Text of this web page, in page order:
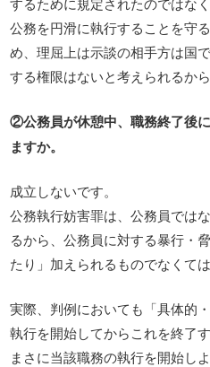
公務を円滑に執行することを守
め、理屈上は示談の相手方は国
する権限はないと考えられるから
②公務員が休憩中、職務終了後
ますか。
成立しないです。
公務執行妨害罪は、公務員では
るから、公務員に対する暴行・
たり」加えられるものでなくては
実際、判例においても「具体的
執行を開始してからこれを終了
まさに当該職務の執行を開始し